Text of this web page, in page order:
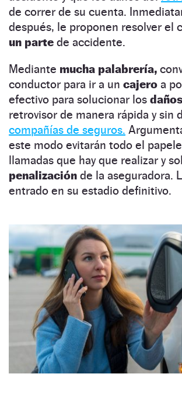
de correr de su cuenta.
después, le proponen resolver el
un parte de accidente.
Mediante mucha palabrería,
conductor para ir a un cajero a
efectivo para solucionar los
retrovisor de manera rápida y sin
compañías de seguros.
este modo evitarán todo el
llamadas que hay que realizar y
penalización de la aseguradora.
entrado en su estadio definitivo.